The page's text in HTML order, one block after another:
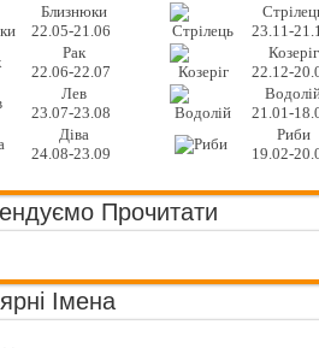
Близнюки
22.05-21.06
23.11-
Рак
22.06-22.07
Козеріг
22.12-
Лев
23.07-23.08
21.01-
Діва
24.08-23.09
Риби
19.02-
Прочитати
Імена